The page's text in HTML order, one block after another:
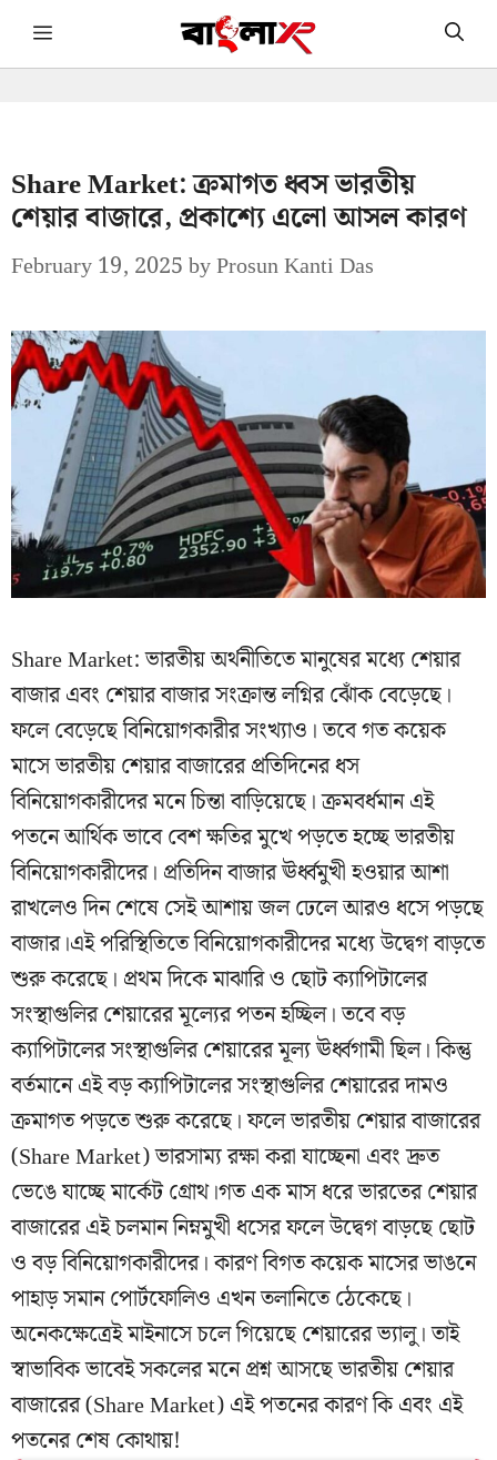
Skip Menu
Share Market: ক্রমাগত ধ্বস ভারতীয়
শেয়ার বাজারে, প্রকাশ্যে এলো আসল কারণ
February 19, 2025byProsun Kanti Das
Share Market: ভারতীয় অর্থনীতিতে মানুষের মধ্যে শেয়ার
বাজার এবং শেয়ার বাজার সংক্রান্ত লগ্নির ঝোঁক বেড়েছে।
ফলে বেড়েছে বিনিয়োগকারীর সংখ্যাও। তবে গত কয়েক
মাসে ভারতীয় শেয়ার বাজারের প্রতিদিনের ধস
বিনিয়োগকারীদের মনে চিন্তা বাড়িয়েছে। ক্রমবর্ধমান এই
পতনে আর্থিক ভাবে বেশ ক্ষতির মুখে পড়তে হচ্ছে ভারতীয়
বিনিয়োগকারীদের। প্রতিদিন বাজার ঊর্ধ্বমুখী হওয়ার আশা
রাখলেও দিন শেষে সেই আশায় জল ঢেলে আরও ধসে পড়ছে
বাজার।এই পরিস্থিতিতে বিনিয়োগকারীদের মধ্যে উদ্বেগ বাড়তে
শুরু করেছে। প্রথম দিকে মাঝারি ও ছোট ক্যাপিটালের
সংস্থাগুলির শেয়ারের মূল্যের পতন হচ্ছিল। তবে বড়
ক্যাপিটালের সংস্থাগুলির শেয়ারের মূল্য ঊর্ধ্বগামী ছিল। কিন্তু
বর্তমানে এই বড় ক্যাপিটালের সংস্থাগুলির শেয়ারের দামও
ক্রমাগত পড়তে শুরু করেছে। ফলে ভারতীয় শেয়ার বাজারের
(Share Market) ভারসাম্য রক্ষা করা যাচ্ছেনা এবং দ্রুত
ভেঙে যাচ্ছে মার্কেট গ্রোথ।গত এক মাস ধরে ভারতের শেয়ার
বাজারের এই চলমান নিম্নমুখী ধসের ফলে উদ্বেগ বাড়ছে ছোট
ও বড় বিনিয়োগকারীদের। কারণ বিগত কয়েক মাসের ভাঙনে
পাহাড় সমান পোর্টফোলিও এখন তলানিতে ঠেকেছে।
অনেকক্ষেত্রেই মাইনাসে চলে গিয়েছে শেয়ারের ভ্যালু। তাই
স্বাভাবিক ভাবেই সকলের মনে প্রশ্ন আসছে ভারতীয় শেয়ার
বাজারের (Share Market) এই পতনের কারণ কি এবং এই
পতনের শেষ কোথায়!